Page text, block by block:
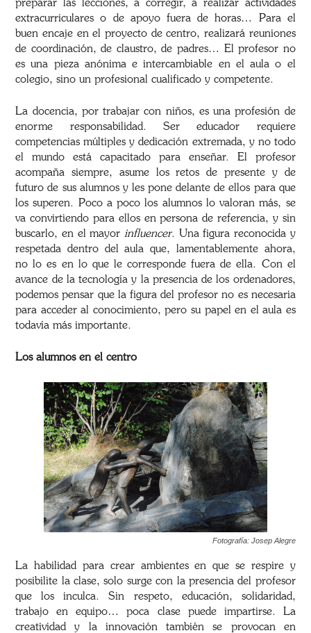
preparar las lecciones, a corregir, a realizar actividades
extracurriculares o de apoyo fuera de horas… Para el
buen encaje en el proyecto de centro, realizará reuniones
de coordinación, de claustro, de padres… El profesor no
es una pieza anónima e intercambiable en el aula o el
colegio, sino un profesional cualificado y competente.
La docencia, por trabajar con niños, es una profesión de
enorme responsabilidad. Ser educador requiere
competencias múltiples y dedicación extremada, y no todo
el mundo está capacitado para enseñar. El profesor
acompaña siempre, asume los retos de presente y de
futuro de sus alumnos y les pone delante de ellos para que
los superen. Poco a poco los alumnos lo valoran más, se
va convirtiendo para ellos en persona de referencia, y sin
buscarlo, en el mayor influencer. Una figura reconocida y
respetada dentro del aula que, lamentablemente ahora,
no lo es en lo que le corresponde fuera de ella. Con el
avance de la tecnología y la presencia de los ordenadores,
podemos pensar que la figura del profesor no es necesaria
para acceder al conocimiento, pero su papel en el aula es
todavía más importante.
Los alumnos en el centro
Fotografía: Josep Alegre
La habilidad para crear ambientes en que se respire y
posibilite la clase, solo surge con la presencia del profesor
que los inculca. Sin respeto, educación, solidaridad,
trabajo en equipo… poca clase puede impartirse. La
creatividad y la innovación también se provocan en